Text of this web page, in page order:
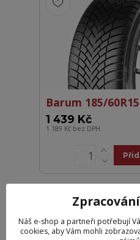
Barum 185/
1 439 Kč
1 189 Kč bez DPH
Náš e-shop a partneři potřebují
cookies, aby Vám mohli